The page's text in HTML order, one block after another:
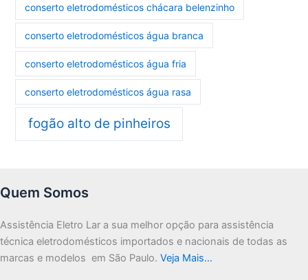
conserto eletrodomésticos chácara belenzinho
conserto eletrodomésticos água branca
conserto eletrodomésticos água fria
conserto eletrodomésticos água rasa
fogão alto de pinheiros
Quem Somos
Assistência Eletro Lar a sua melhor opção para assistência
técnica eletrodomésticos importados e nacionais de todas as
marcas e modelos em São Paulo. Veja Mais…